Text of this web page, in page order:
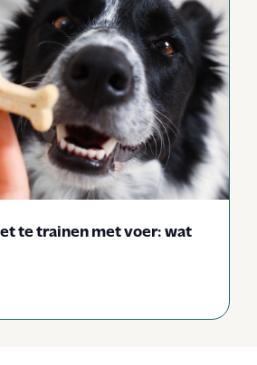
te trainen met voer: wat